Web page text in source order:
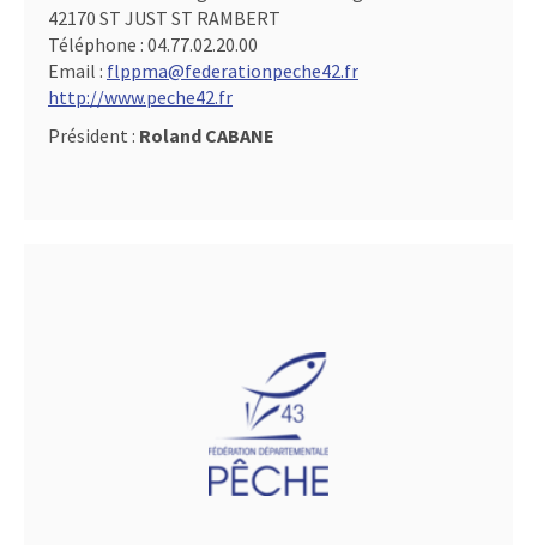
42170 ST JUST ST RAMBERT
Téléphone : 04.77.02.20.00
Email : flppma@federationpeche42.fr
http://www.peche42.fr
Président : Roland CABANE